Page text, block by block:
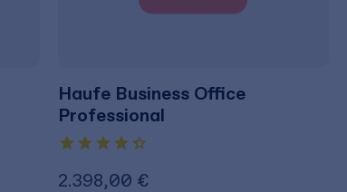
Haufe Business Office
Professional
2.398,00 €